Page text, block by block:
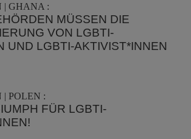
| GHANA :
MÜSSEN DIE
VON LGBTI-
UND LGBTI-AKTIVIST*INNEN
POLEN :
FÜR LGBTI-